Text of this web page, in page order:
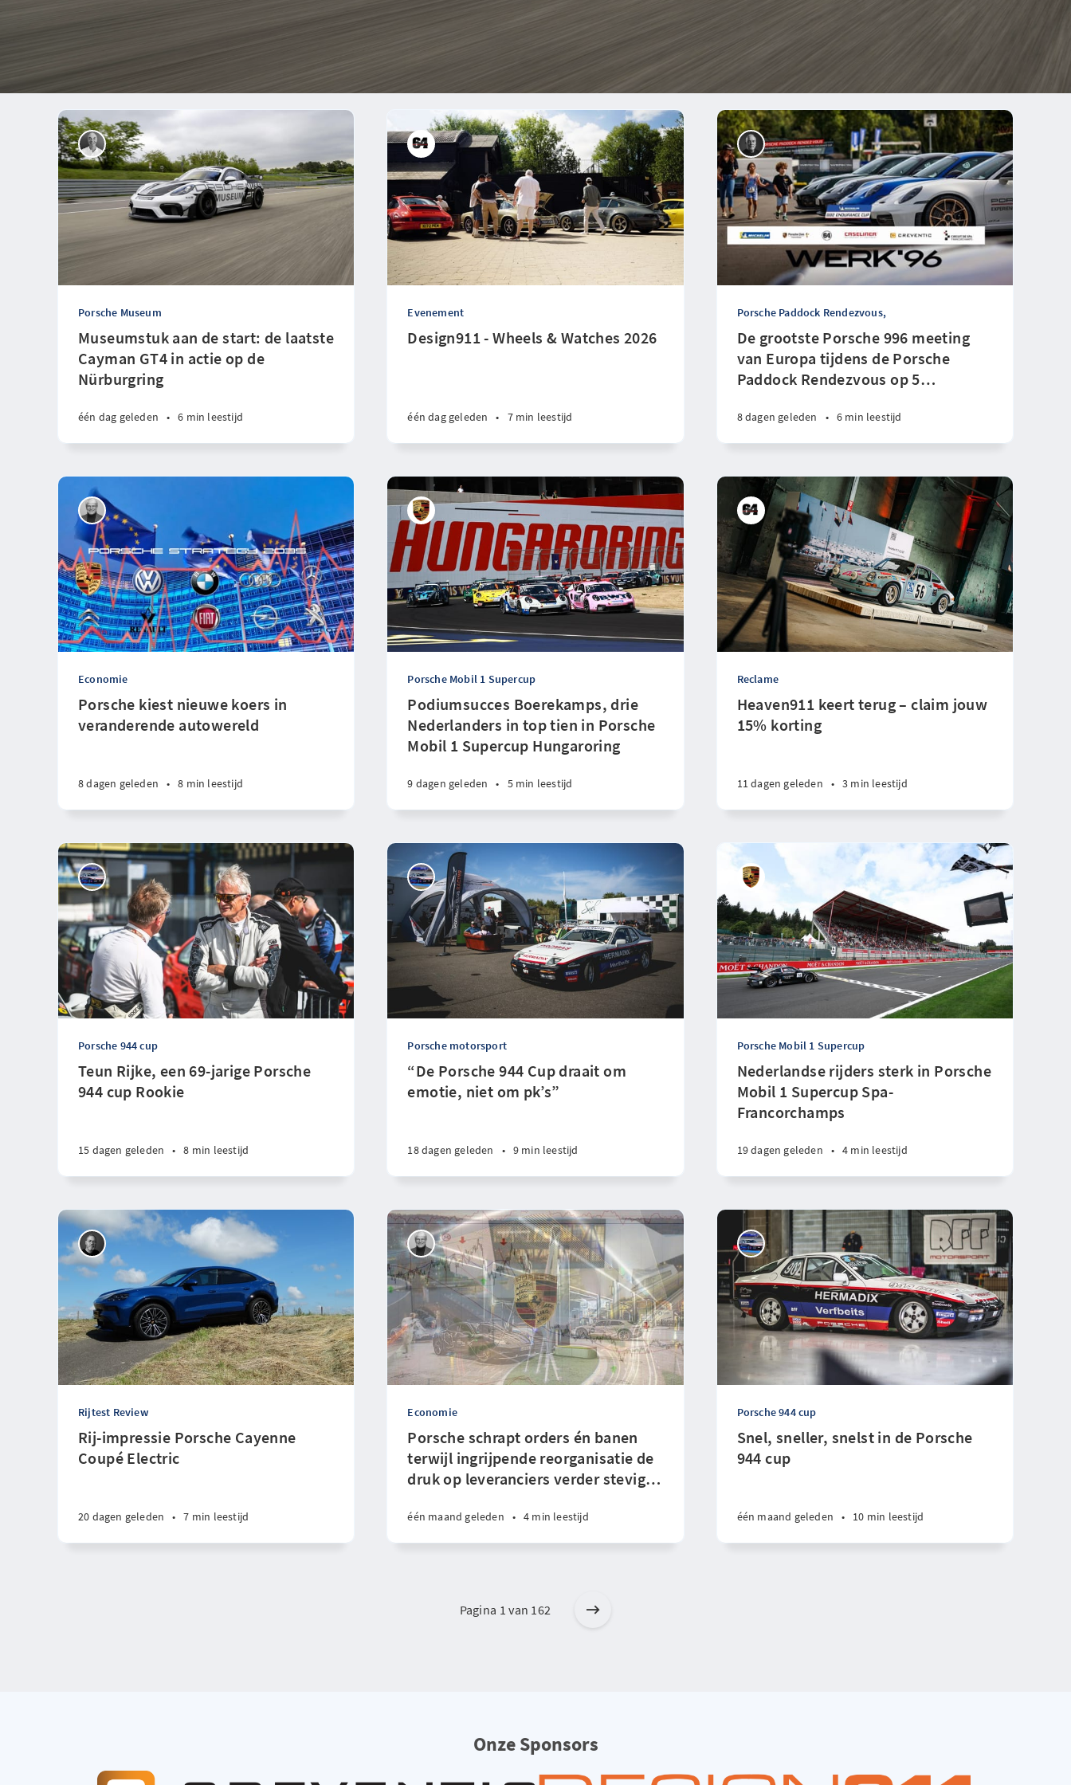
Porsche Museum
Museumstuk aan de start: de laatste
Cayman GT4 in actie op de
Nürburgring
één dag geleden • 6 min leestijd
Evenement
Design911 - Wheels & Watches 2026
één dag geleden • 7 min leestijd
Porsche Paddock Rendezvous,
De grootste Porsche 996 meeting
van Europa tijdens de Porsche
Paddock Rendezvous op 5…
8 dagen geleden • 6 min leestijd
Economie
Porsche kiest nieuwe koers in
veranderende autowereld
8 dagen geleden • 8 min leestijd
Porsche Mobil 1 Supercup
Podiumsucces Boerekamps, drie
Nederlanders in top tien in Porsche
Mobil 1 Supercup Hungaroring
9 dagen geleden • 5 min leestijd
Reclame
Heaven911 keert terug – claim jouw
15% korting
11 dagen geleden • 3 min leestijd
Porsche 944 cup
Teun Rijke, een 69-jarige Porsche
944 cup Rookie
15 dagen geleden • 8 min leestijd
Porsche motorsport
“De Porsche 944 Cup draait om
emotie, niet om pk’s”
18 dagen geleden • 9 min leestijd
Porsche Mobil 1 Supercup
Nederlandse rijders sterk in Porsche
Mobil 1 Supercup Spa-
Francorchamps
19 dagen geleden • 4 min leestijd
Rijtest Review
Rij-impressie Porsche Cayenne
Coupé Electric
20 dagen geleden • 7 min leestijd
Economie
Porsche schrapt orders én banen
terwijl ingrijpende reorganisatie de
druk op leveranciers verder stevig…
één maand geleden • 4 min leestijd
Porsche 944 cup
Snel, sneller, snelst in de Porsche
944 cup
één maand geleden • 10 min leestijd
Pagina 1 van 162
Onze Sponsors